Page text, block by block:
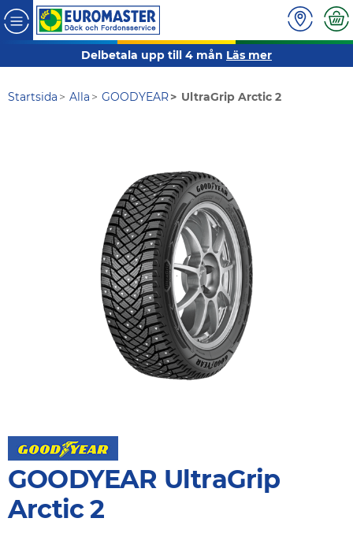
Delbetala upp till 4 mån Läs mer
Startsida Alla GOODYEAR UltraGrip Arctic 2
GOODYEAR UltraGrip
Arctic 2